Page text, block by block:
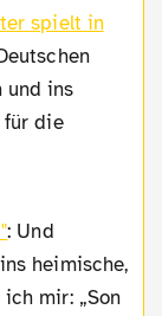
und ins
für die
: Und
heimische,
mir: „Son